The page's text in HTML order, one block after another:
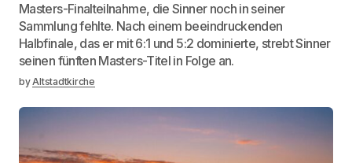
Masters-Finalteilnahme, die Sinner noch in seiner
Sammlung fehlte. Nach einem beeindruckenden
Halbfinale, das er mit 6:1 und 5:2 dominierte, strebt Sinner
seinen fünften Masters-Titel in Folge an.
byAltstadtkirche